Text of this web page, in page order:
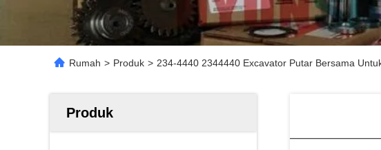
Rumah > Produk > 234-4440 2344440 Excavator Putar Bersama
Produk